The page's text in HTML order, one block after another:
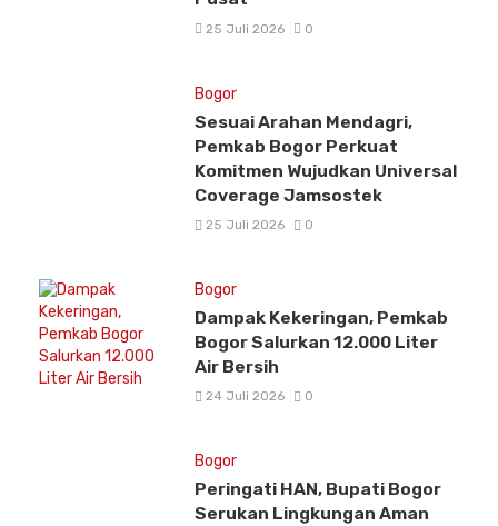
25 Juli 2026 0
Bogor
Sesuai Arahan Mendagri,
Pemkab Bogor Perkuat
Komitmen Wujudkan Universal
Coverage Jamsostek
25 Juli 2026 0
Bogor
Dampak Kekeringan, Pemkab
Bogor Salurkan 12.000 Liter
Air Bersih
24 Juli 2026 0
Bogor
Peringati HAN, Bupati Bogor
Serukan Lingkungan Aman